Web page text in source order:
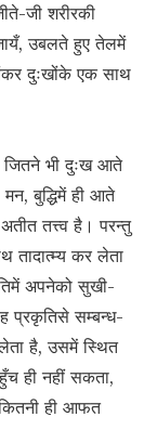
जी शरीरकी
उबलते हुए तेलमें
दुःखोंके एक साथ
जितने भी दुःख आते
मन, बुद्धिमें ही आते
तत्त्व है। परन्तु
तादात्म्य कर लेता
अपनेको सुखी-
प्रकृतिसे सम्बन्ध-
है, उसमें स्थित
ही नहीं सकता,
ही आफत